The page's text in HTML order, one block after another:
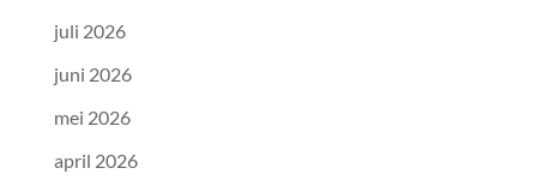
juli 2026
juni 2026
mei 2026
april 2026